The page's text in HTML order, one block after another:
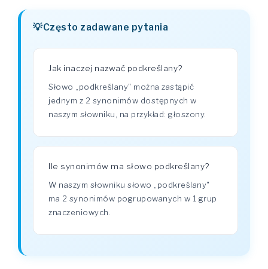
Często zadawane pytania
Jak inaczej nazwać podkreślany?
Słowo „podkreślany" można zastąpić
jednym z 2 synonimów dostępnych w
naszym słowniku, na przykład: głoszony.
Ile synonimów ma słowo podkreślany?
W naszym słowniku słowo „podkreślany"
ma 2 synonimów pogrupowanych w 1 grup
znaczeniowych.